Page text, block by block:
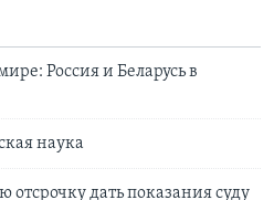
Россия и Беларусь в
наука
дать показания суду